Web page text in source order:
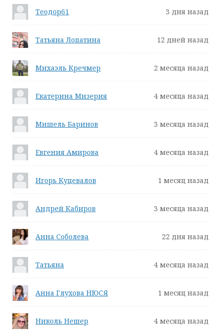
Теодор61 3 дня назад
Татьяна Лопатина 12 дней назад
Михаэль Кречмер 2 месяца назад
Екатерина Мизерия 4 месяца назад
Мишель Баринов 3 месяца назад
Евгения Амирова 4 месяца назад
Игорь Куцевалов 1 месяц назад
Андрей Кабиров 3 месяца назад
Анна Соболева 22 дня назад
Татьяна 4 месяца назад
Анна Глухова НЮСЯ 1 месяц назад
Николь Нешер 4 месяца назад